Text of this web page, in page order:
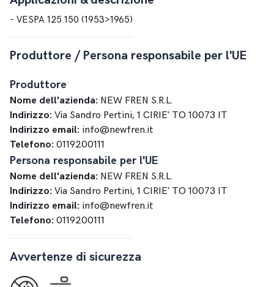
- VESPA 125 150 (1953>1965)
Produttore / Persona responsabile per l'UE
Produttore
Nome dell'azienda: NEW FREN S.R.L.
Indirizzo: Via Sandro Pertini, 1 CIRIE' TO 10073 IT
Indirizzo email: info@newfren.it
Telefono: 0119200111
Persona responsabile per l'UE
Nome dell'azienda: NEW FREN S.R.L.
Indirizzo: Via Sandro Pertini, 1 CIRIE' TO 10073 IT
Indirizzo email: info@newfren.it
Telefono: 0119200111
Avvertenze di sicurezza